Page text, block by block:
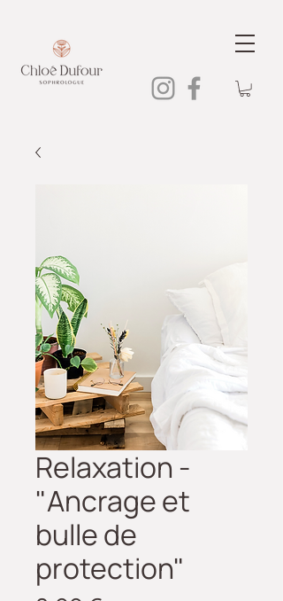
Relaxation -
"Ancrage et
bulle de
protection"